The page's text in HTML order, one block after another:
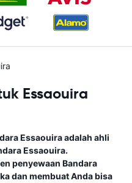
Essaouira
Essaouiraadalah ahli
Essaouira.
penyewaan Bandara
dan membuat Anda bisa